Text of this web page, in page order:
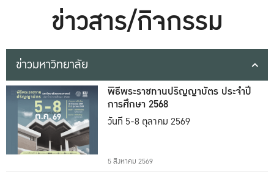
ข่าวสาร/กิจกรรม
ข่าวมหาวิทยาลัย
พิธีพระราชทานปริญญาบัตร ประจำปี
การศึกษา 2568
วันที่ 5-8 ตุลาคม 2569
5 สิงหาคม 2569